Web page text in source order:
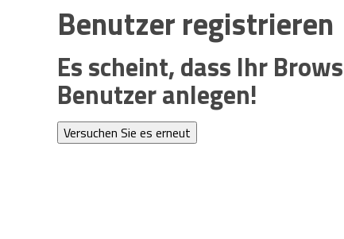
Benutzer registrieren
Es scheint, dass Ihr
Benutzer anlegen!